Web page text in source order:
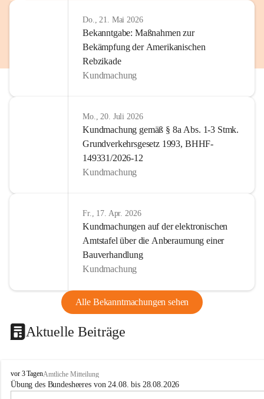
Do., 21. Mai 2026
Bekanntgabe: Maßnahmen zur
Bekämpfung der Amerikanischen
Rebzikade
Kundmachung
Mo., 20. Juli 2026
Kundmachung gemäß § 8a Abs. 1-3 Stmk.
Grundverkehrsgesetz 1993, BHHF-
149331/2026-12
Kundmachung
Fr., 17. Apr. 2026
Kundmachungen auf der elektronischen
Amtstafel über die Anberaumung einer
Bauverhandlung
Kundmachung
Alle Bekanntmachungen sehen
Aktuelle Beiträge
B
u
vor 3 TagenAmtliche Mitteilung
Übung des Bundesheeres von 24.08. bis 28.08.2026